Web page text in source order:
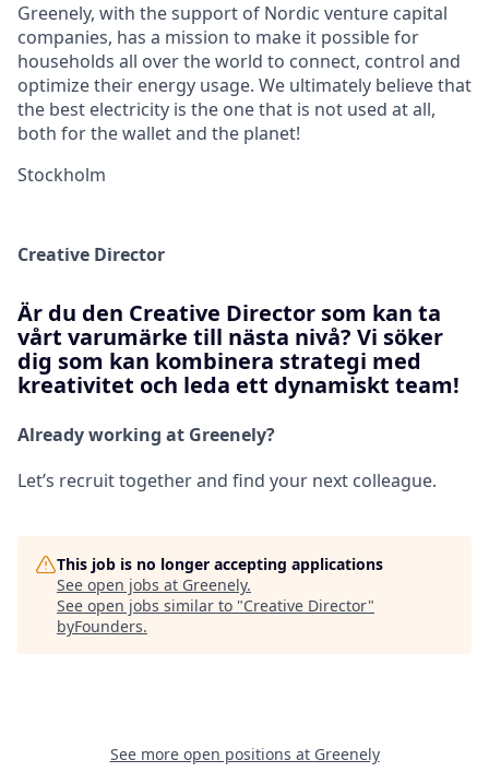
Greenely, with the support of Nordic venture capital
companies, has a mission to make it possible for
households all over the world to connect, control and
optimize their energy usage. We ultimately believe that
the best electricity is the one that is not used at all,
both for the wallet and the planet!
Stockholm
Creative Director
Är du den Creative Director som kan ta
vårt varumärke till nästa nivå? Vi söker
dig som kan kombinera strategi med
kreativitet och leda ett dynamiskt team!
Already working at Greenely?
Let’s recruit together and find your next colleague.
This job is no longer accepting applications
See open jobs at Greenely.
See open jobs similar to "Creative Director"
byFounders.
See more open positions at Greenely